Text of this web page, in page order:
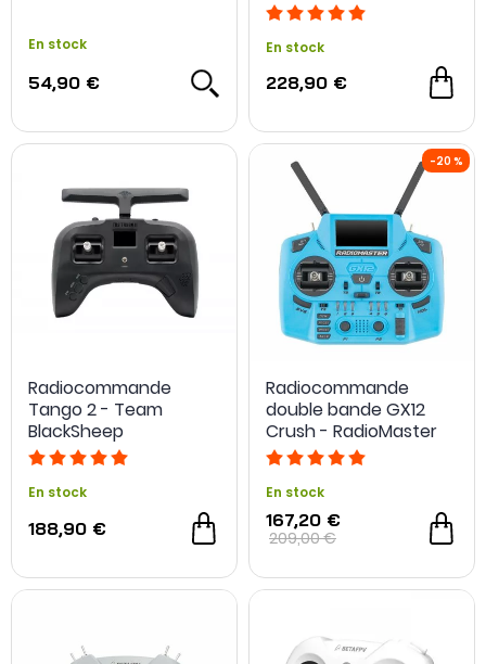
En stock
54,90 €
En stock
228,90 €
Radiocommande
Tango 2 - Team
BlackSheep
En stock
188,90 €
Radiocommande
double bande GX12
Crush - RadioMaster
En stock
167,20 €
209,00 €